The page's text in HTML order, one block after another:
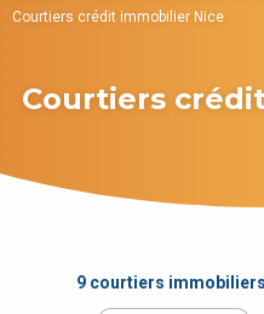
Courtiers crédit immobilier Nice
Courtiers
9 courtiers